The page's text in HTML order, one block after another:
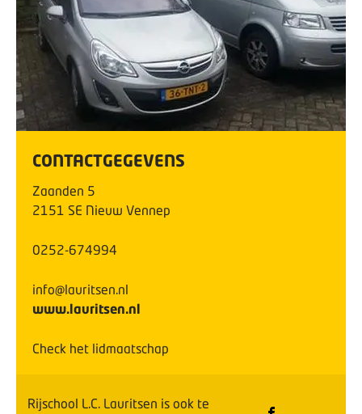
CONTACTGEGEVENS
Zaanden 5
2151 SE Nieuw Vennep
0252-674994
info@lauritsen.nl
www.lauritsen.nl
Check het lidmaatschap
Rijschool L.C. Lauritsen is ook te